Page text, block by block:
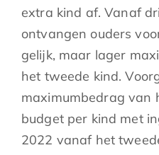
extra kind af. Vanaf
ontvangen ouders
gelijk, maar lager
het tweede kind.
maximumbedrag van
budget per kind met
2022 vanaf het